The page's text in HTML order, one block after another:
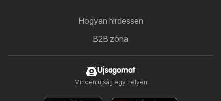
Hogyan hirdessen
B2B zóna
Ujsagomat
Minden újság egy helyen